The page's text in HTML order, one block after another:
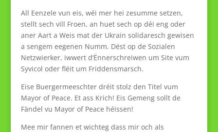
All Eenzele vun eis, wéi mer hei zesumme setzen,
stellt sech vill Froen, an huet sech op déi eng oder
aner Aart a Weis mat der Ukrain solidaresch gewisen
a sengem eegenen Numm. Dëst op de Sozialen
Netzwierker, iwwert d’Ënnerschreiwen um Site vum
Syvicol oder fléit um Friddensmarsch.
Eise Buergermeeschter dréit stolz den Titel vum
Mayor of Peace. Et ass Krich! Eis Gemeng sollt de
Fändel vu Mayor of Peace héissen!
Mee mir fannen et wichteg dass mir och als